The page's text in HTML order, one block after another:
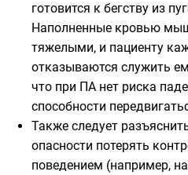
готовится к бегству из
Наполненные кровью
тяжелыми, и пациенту
отказываются служить
что при ПА нет риска
способности
Также следует
опасности потерять
поведением (например,